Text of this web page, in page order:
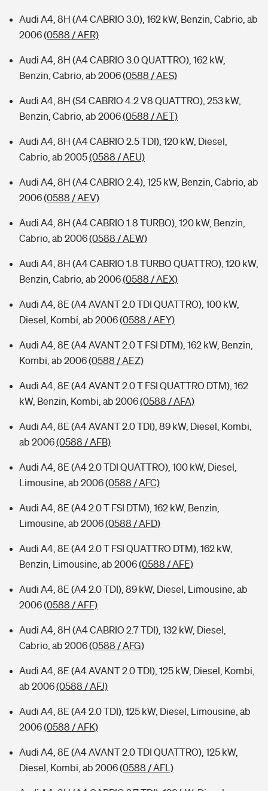
Audi A4, 8H (A4 CABRIO 3.0), 162 kW, Benzin, Cabrio, ab
2006(0588 / AER)
Audi A4, 8H (A4 CABRIO 3.0 QUATTRO), 162 kW,
Benzin, Cabrio, ab 2006(0588 / AES)
Audi A4, 8H (S4 CABRIO 4.2 V8 QUATTRO), 253 kW,
Benzin, Cabrio, ab 2006(0588 / AET)
Audi A4, 8H (A4 CABRIO 2.5 TDI), 120 kW, Diesel,
Cabrio, ab 2005(0588 / AEU)
Audi A4, 8H (A4 CABRIO 2.4), 125 kW, Benzin, Cabrio, ab
2006(0588 / AEV)
Audi A4, 8H (A4 CABRIO 1.8 TURBO), 120 kW, Benzin,
Cabrio, ab 2006(0588 / AEW)
Audi A4, 8H (A4 CABRIO 1.8 TURBO QUATTRO), 120 kW,
Benzin, Cabrio, ab 2006(0588 / AEX)
Audi A4, 8E (A4 AVANT 2.0 TDI QUATTRO), 100 kW,
Diesel, Kombi, ab 2006(0588 / AEY)
Audi A4, 8E (A4 AVANT 2.0 T FSI DTM), 162 kW, Benzin,
Kombi, ab 2006(0588 / AEZ)
Audi A4, 8E (A4 AVANT 2.0 T FSI QUATTRO DTM), 162
kW, Benzin, Kombi, ab 2006(0588 / AFA)
Audi A4, 8E (A4 AVANT 2.0 TDI), 89 kW, Diesel, Kombi,
ab 2006(0588 / AFB)
Audi A4, 8E (A4 2.0 TDI QUATTRO), 100 kW, Diesel,
Limousine, ab 2006(0588 / AFC)
Audi A4, 8E (A4 2.0 T FSI DTM), 162 kW, Benzin,
Limousine, ab 2006(0588 / AFD)
Audi A4, 8E (A4 2.0 T FSI QUATTRO DTM), 162 kW,
Benzin, Limousine, ab 2006(0588 / AFE)
Audi A4, 8E (A4 2.0 TDI), 89 kW, Diesel, Limousine, ab
2006(0588 / AFF)
Audi A4, 8H (A4 CABRIO 2.7 TDI), 132 kW, Diesel,
Cabrio, ab 2006(0588 / AFG)
Audi A4, 8E (A4 AVANT 2.0 TDI), 125 kW, Diesel, Kombi,
ab 2006(0588 / AFJ)
Audi A4, 8E (A4 2.0 TDI), 125 kW, Diesel, Limousine, ab
2006(0588 / AFK)
Audi A4, 8E (A4 AVANT 2.0 TDI QUATTRO), 125 kW,
Diesel, Kombi, ab 2006(0588 / AFL)